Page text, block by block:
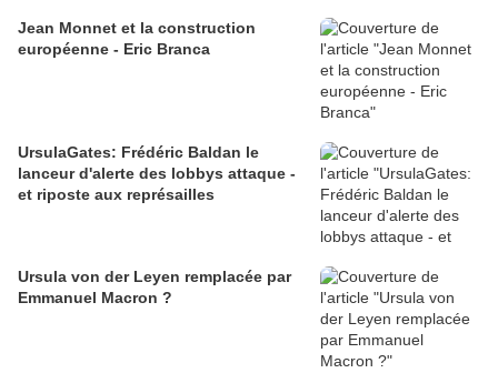
Jean Monnet et la construction
européenne - Eric Branca
UrsulaGates: Frédéric Baldan le
lanceur d'alerte des lobbys attaque -
et riposte aux représailles
Ursula von der Leyen remplacée par
Emmanuel Macron ?